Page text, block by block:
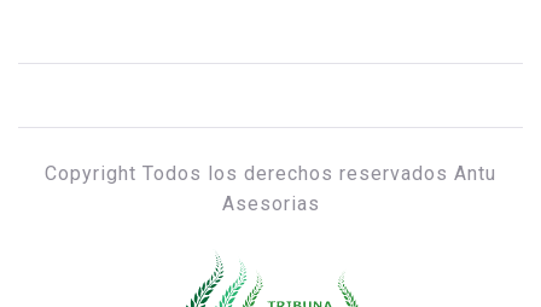
Copyright Todos los derechos reservados Antu
Asesorias
TRIBUNA & OPINIÓN